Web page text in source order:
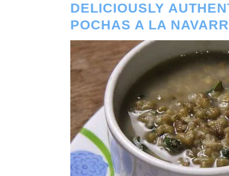
DELICIOUSLY
POCHAS A LA